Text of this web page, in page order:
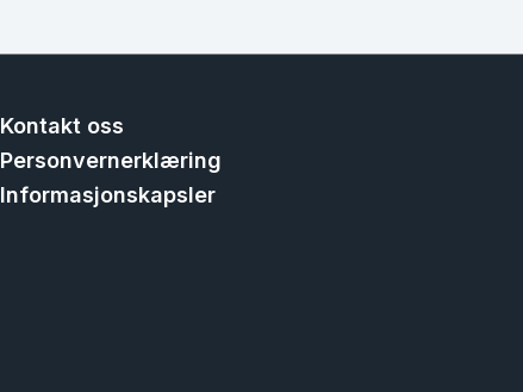
Kontakt oss
Personvernerklæring
Informasjonskapsler